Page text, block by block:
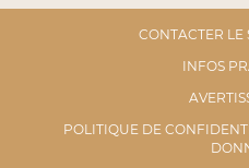
CONTACTER
INFOS
POLITIQUE DE